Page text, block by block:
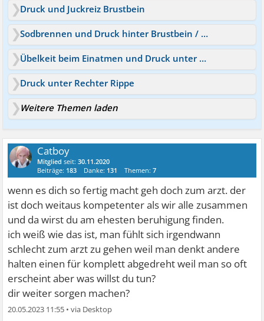
Druck und Juckreiz Brustbein
Sodbrennen und Druck hinter Brustbein / Reflux?
Übelkeit beim Einatmen und Druck unter dem Brustbein
Druck unter Rechter Rippe
Weitere Themen laden
Catboy
Mitglied seit:30.11.2020
Beiträge: 183 Danke: 131 Themen:7
wenn es dich so fertig macht geh doch zum arzt. der
ist doch weitaus kompetenter als wir alle zusammen
und da wirst du am ehesten beruhigung finden.
ich weiß wie das ist, man fühlt sich irgendwann
schlecht zum arzt zu gehen weil man denkt andere
halten einen für komplett abgedreht weil man so oft
erscheint aber was willst du tun?
dir weiter sorgen machen?
20.05.2023 11:55 •